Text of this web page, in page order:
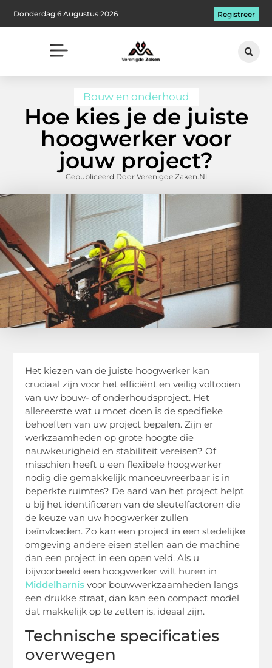
Donderdag 6 Augustus 2026 Registreer
Bouw en onderhoud
Hoe kies je de juiste
hoogwerker voor
jouw project?
Gepubliceerd Door Verenigde Zaken.nl
Het kiezen van de juiste hoogwerker kan
cruciaal zijn voor het efficiënt en veilig voltooien
van uw bouw- of onderhoudsproject. Het
allereerste wat u moet doen is de specifieke
behoeften van uw project bepalen. Zijn er
werkzaamheden op grote hoogte die
nauwkeurigheid en stabiliteit vereisen? Of
misschien heeft u een flexibele hoogwerker
nodig die gemakkelijk manoeuvreerbaar is in
beperkte ruimtes? De aard van het project helpt
u bij het identificeren van de sleutelfactoren die
de keuze van uw hoogwerker zullen
beïnvloeden. Zo kan een project in een stedelijke
omgeving andere eisen stellen aan de machine
dan een project in een open veld. Als u
bijvoorbeeld een hoogwerker wilt huren in
Middelharnis voor bouwwerkzaamheden langs
een drukke straat, dan kan een compact model
dat makkelijk op te zetten is, ideaal zijn.
Technische specificaties
overwegen